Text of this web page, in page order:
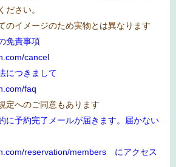
ださい。
のイメージのため実物とは異なります
免責事項
cancel
につきまして
faq
定へのご同意もあります
に予約完了メールが届きます。届かない
reservation/members にアクセス